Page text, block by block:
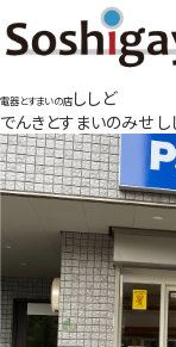
祖師谷商店街
電器とすまいの店ししど
でんきとすまいのみせ